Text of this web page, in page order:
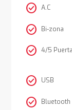
check_circle A.C
check_circle Bi-zona
check_circle 4/5
check_circle USB
check_circle Bluetooth